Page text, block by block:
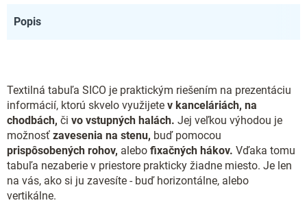
Popis
Textilná tabuľa SICO je praktickým riešením na prezentáciu
informácií, ktorú skvelo využijete v kanceláriách, na
chodbách, či vo vstupných halách. Jej veľkou výhodou je
možnosť zavesenia na stenu, buď pomocou
prispôsobených rohov, alebo fixačných hákov. Vďaka tomu
tabuľa nezaberie v priestore prakticky žiadne miesto. Je len
na vás, ako si ju zavesíte - buď horizontálne, alebo
vertikálne.